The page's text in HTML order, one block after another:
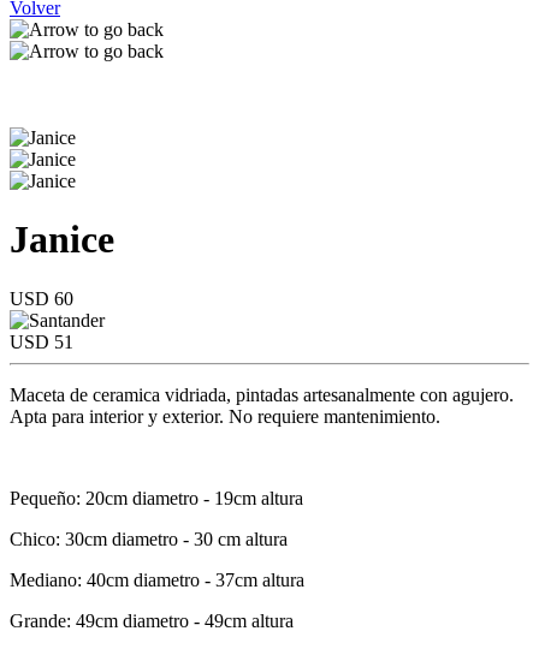
Volver
Janice
USD 60
USD 51
Maceta de ceramica vidriada, pintadas artesanalmente con agujero.
Apta para interior y exterior. No requiere mantenimiento.
Pequeño: 20cm diametro - 19cm altura
Chico: 30cm diametro - 30 cm altura
Mediano: 40cm diametro - 37cm altura
Grande: 49cm diametro - 49cm altura